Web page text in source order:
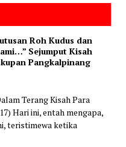
Roh Kudus dan
Sejumput Kisah
Pangkalpinang
Terang Kisah Para
Hari ini, entah mengapa,
teristimewa ketika